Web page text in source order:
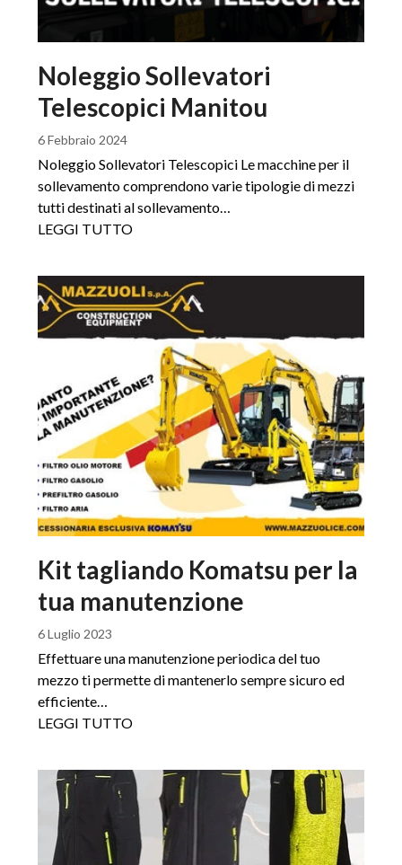
Noleggio Sollevatori
Telescopici Manitou
6 Febbraio 2024
Noleggio Sollevatori Telescopici Le macchine per il
sollevamento comprendono varie tipologie di mezzi
tutti destinati al sollevamento…
LEGGI TUTTO
Kit tagliando Komatsu per la
tua manutenzione
6 Luglio 2023
Effettuare una manutenzione periodica del tuo
mezzo ti permette di mantenerlo sempre sicuro ed
efficiente…
LEGGI TUTTO